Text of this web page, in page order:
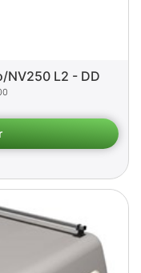
NV250 L2 - DD